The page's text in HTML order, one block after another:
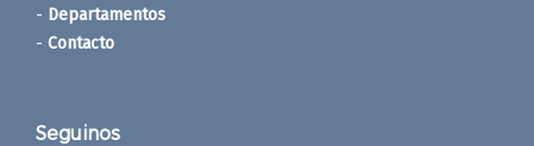
- Departamentos
- Contacto
Seguinos